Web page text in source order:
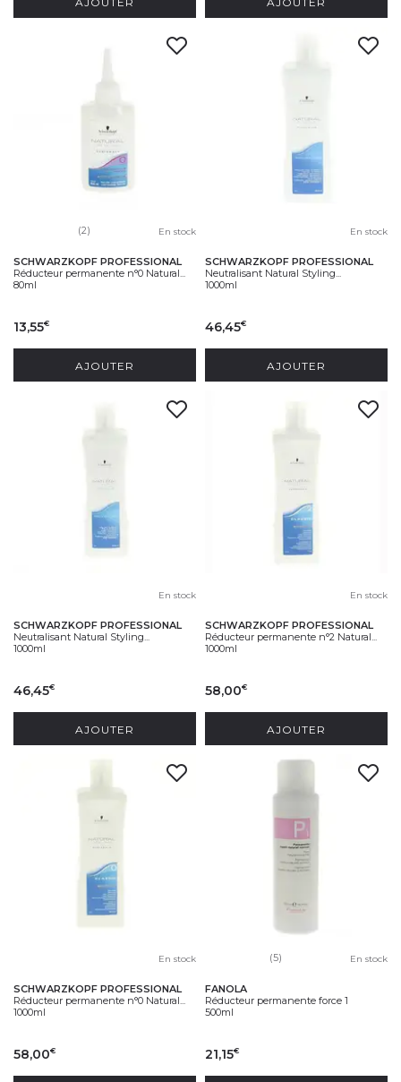
(2) En stock
SCHWARZKOPF PROFESSIONAL
Réducteur permanente n°0 Natural...
80ml
13,55€
AJOUTER
En stock
SCHWARZKOPF PROFESSIONAL
Neutralisant Natural Styling...
1000ml
46,45€
AJOUTER
En stock
SCHWARZKOPF PROFESSIONAL
Neutralisant Natural Styling...
1000ml
46,45€
AJOUTER
En stock
SCHWARZKOPF PROFESSIONAL
Réducteur permanente n°2 Natural...
1000ml
58,00€
AJOUTER
En stock
SCHWARZKOPF PROFESSIONAL
Réducteur permanente n°0 Natural...
1000ml
58,00€
(5) En stock
FANOLA
Réducteur permanente force 1
500ml
21,15€